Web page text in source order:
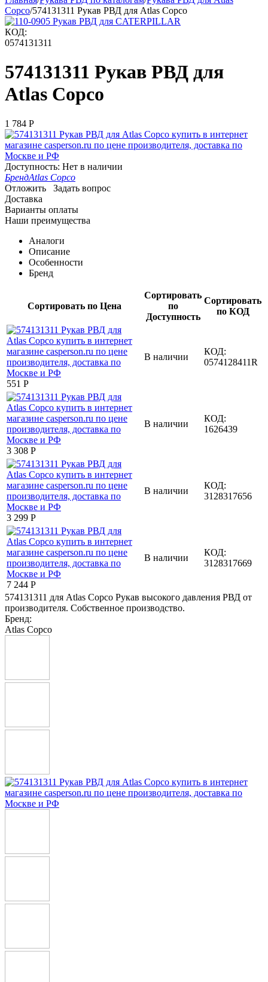
Copco/574131311 Рукав РВД для Atlas Copco
КОД:
0574131311
574131311 Рукав РВД для
Atlas Copco
1 784 Р
Доступность: Нет в наличии
БрендAtlas Copco
Отложить
Задать вопрос
Доставка
Варианты оплаты
Наши преимущества
Аналоги
Описание
Особенности
Бренд
Сортировать по Цена
Сортировать
по
Доступность
Сортировать
по КОД
‍551‍ Р
В наличии
КОД:
0574128411R
3 308 Р
В наличии
КОД:
1626439
3 299 Р
В наличии
КОД:
3128317656
7 244 Р
В наличии
КОД:
3128317669
574131311 для Atlas Copco Рукав высокого давления РВД от
производителя. Собственное производство.
Бренд:
Atlas Copco